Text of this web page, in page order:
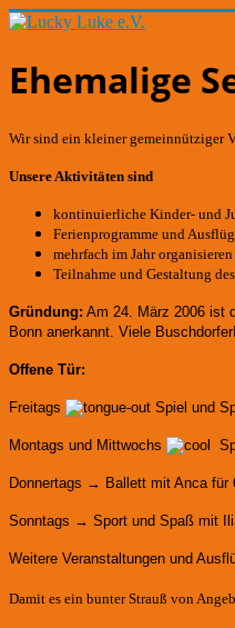
Ehemalige
Wir sind ein kleiner gemeinnütziger
Unsere Aktivitäten sind
kontinuierliche Kinder- und
Ferienprogramme und
mehrfach im Jahr
Teilnahme und Gestaltung
Gründung: Am 24. März 2006 ist
Bonn anerkannt. Viele
Offene Tür:
Freitags Spiel und
Montags und Mittwochs
Donnertags → Ballett mit Anca für
Sonntags → Sport und Spaß mit
Weitere Veranstaltungen und
Damit es ein bunter Strauß von